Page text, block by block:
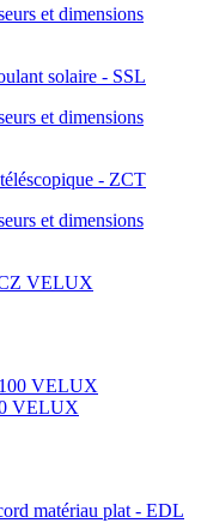
et dimensions
solaire - SSL
et dimensions
- ZCT
et dimensions
VELUX
VELUX
matériau plat - EDL